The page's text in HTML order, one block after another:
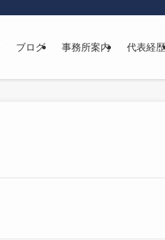
ブログ 事務所案内 代表経歴